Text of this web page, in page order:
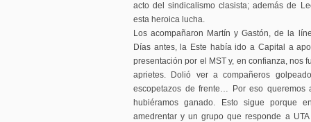
acto del sindicalismo clasista; además de
esta heroica lucha.
Los acompañaron Martín y Gastón, de la
Días antes, la Este había ido a Capital a
presentación por el MST y, en confianza, nos
aprietes. Dolió ver a compañeros
escopetazos de frente… Por eso
hubiéramos ganado. Esto sigue porque
amedrentar y un grupo que responde a